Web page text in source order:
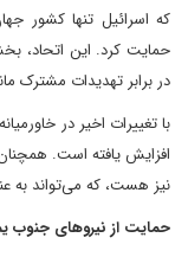
که اسرائیل تنها کشور
حمایت کرد. این اتحاد،
در برابر تهدیدات مشترک
افزایش یافته است.
نیز هست، که می‌تواند به
حمایت از نیروهای جنوب